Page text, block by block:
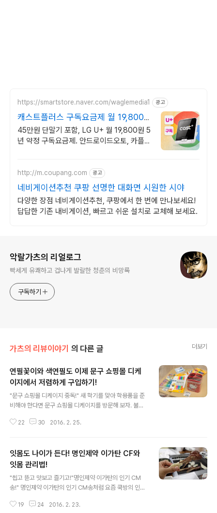
https://smartstore.naver.com/waglemedia1 광고
캐스트플러스 구독요금제 월 19,800
원 구독 요금
45만원 단말기 포함, LG U+ 월 19,800원 5
년 약정 구독요금제. 안드로이드오토, 카플레
http://m.coupang.com 광고
네비게이션추천 쿠팡 선명한 대화면 시원한 시야
다양한 장점 네비게이션추천, 쿠팡에서 한 번에 만나보세요!
답답한 기존 내비게이션, 빠르고 쉬운 설치로 교체해 보세요.
악랄가츠의 리얼로그
빡세게 유쾌하고 겁나게 발랄한 청춘의 비망록
구독하기
가츠의 리뷰이야기 의 다른 글 더보기
연필꽃이와 색연필도 이제 문구 쇼핑몰 디케
이지에서 저렴하게 구입하기!
"문구 쇼핑몰 디케이지 중독!" 새 학기를 맞아 학용품을 준
비해야 한다면 문구 쇼핑몰 디케이지를 방문해 보자. 불과
어김없이 조카님의 새로운 오더가 하달되었다. 그리하여
주요 온라인 쇼핑몰을 비롯해 대형마트에 생활용품을 공식
납품하는 업체로 파주에 오프라인 매장을 두고 있다. 나아
가 인터넷 쇼핑몰인 디케이지몰(www.edkg.co.kr)을 통
해 파격적인 가격에 각종 문구류와 완구류, 생활용품 등을
보면 깜짝 놀랄 정도로 저렴하다. 특히 학생들을 위한 각종
22 30 2016. 2. 25.
잇몸도 나이가 든다! 명인제약 이가탄 CF와
잇몸 관리법!
"씹고 뜯고 맛보고 즐기고!"명인제약 이가탄의 인기 CM
송!" 명인제약 이가탄의 인기 CM송처럼 요즘 쿡방의 인기
맛있는 요리로 시청자들을 유혹한다. 하지만 평소 치아 상
19 24 2016. 2. 23.